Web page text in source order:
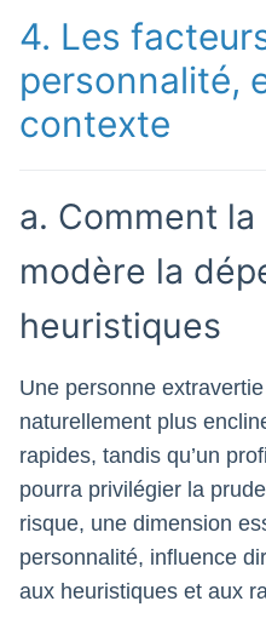
4. Les
personnalité,
contexte
a. Comment
modère la
heuristiques
Une personne
naturellement plus
rapides, tandis qu’un
pourra privilégier la
risque, une dimension
personnalité, influence
aux heuristiques et aux